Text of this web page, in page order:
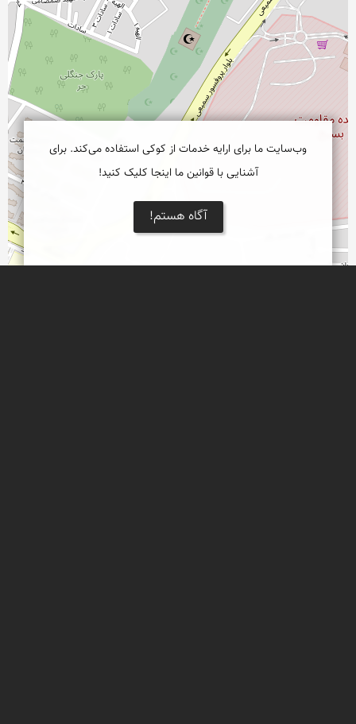
وب‌سایت ما برای ارایه خدمات از کوکی استفاده می‌کند. برای
آشنایی با قوانین ما اینجا کلیک کنید!
آگاه هستم!